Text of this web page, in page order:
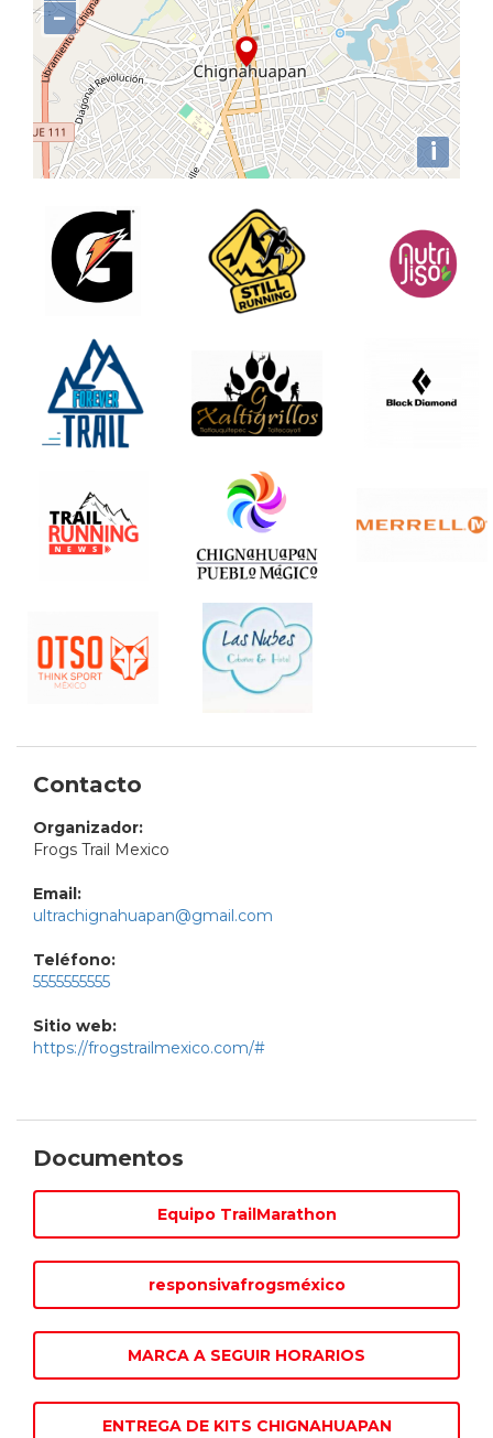
−
i
Contacto
Organizador:
Frogs Trail Mexico
Email:
ultrachignahuapan@gmail.com
Teléfono:
5555555555
Sitio web:
https://frogstrailmexico.com/#
Documentos
Equipo TrailMarathon
responsivafrogsméxico
MARCA A SEGUIR HORARIOS
ENTREGA DE KITS CHIGNAHUAPAN